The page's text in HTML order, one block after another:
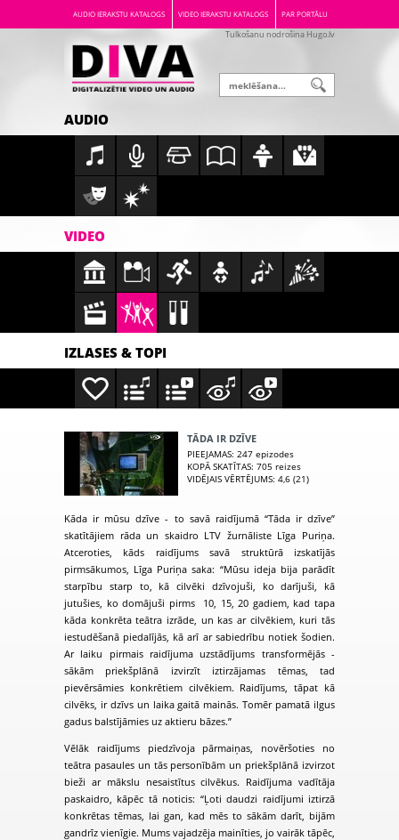
AUDIO IERAKSTU KATALOGS VIDEO IERAKSTU KATALOGS PAR PORTĀLU
Tulkošanu nodrošina Hugo.lv
AUDIO
VIDEO
IZLASES & TOPI
TĀDA IR DZĪVE
PIEEJAMAS: 247 epizodes
KOPĀ SKATĪTAS: 705 reizes
VIDĒJAIS VĒRTĒJUMS: 4,6 (21)
Kāda ir mūsu dzīve - to savā raidījumā “Tāda ir dzīve”
skatītājiem rāda un skaidro LTV žurnāliste Līga Puriņa.
Atceroties, kāds raidījums savā struktūrā izskatījās
pirmsākumos, Līga Puriņa saka: “Mūsu ideja bija parādīt
starpību starp to, kā cilvēki dzīvojuši, ko darījuši, kā
jutušies, ko domājuši pirms 10, 15, 20 gadiem, kad tapa
kāda konkrēta teātra izrāde, un kas ar cilvēkiem, kuri tās
iestudēšanā piedalījās, kā arī ar sabiedrību notiek šodien.
Ar laiku pirmais raidījuma uzstādījums transformējās -
sākām priekšplānā izvirzīt iztirzājamas tēmas, tad
pievērsāmies konkrētiem cilvēkiem. Raidījums, tāpat kā
cilvēks, ir dzīvs un laika gaitā mainās. Tomēr pamatā ilgus
gadus balstījāmies uz aktieru bāzes.”
Vēlāk raidījums piedzīvoja pārmaiņas, novēršoties no
teātra pasaules un tās personībām un priekšplānā izvirzot
bieži ar mākslu nesaistītus cilvēkus. Raidījuma vadītāja
paskaidro, kāpēc tā noticis: “Ļoti daudzi raidījumi iztirzā
konkrētas tēmas, lai gan, kad mēs to sākām darīt, bijām
gandrīz vienīgie. Mums vajadzēja mainīties, jo vairāk tāpēc,